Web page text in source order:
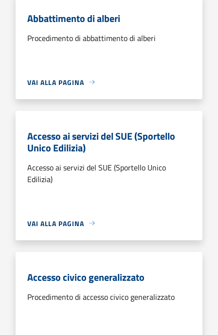
Abbattimento di alberi
Procedimento di abbattimento di alberi
VAI ALLA PAGINA
Accesso ai servizi del SUE (Sportello
Unico Edilizia)
Accesso ai servizi del SUE (Sportello Unico
Edilizia)
VAI ALLA PAGINA
Accesso civico generalizzato
Procedimento di accesso civico generalizzato